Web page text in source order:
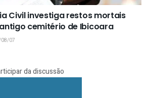
Civil investiga restos mortais
cemitério de Ibicoara
07
da discussão